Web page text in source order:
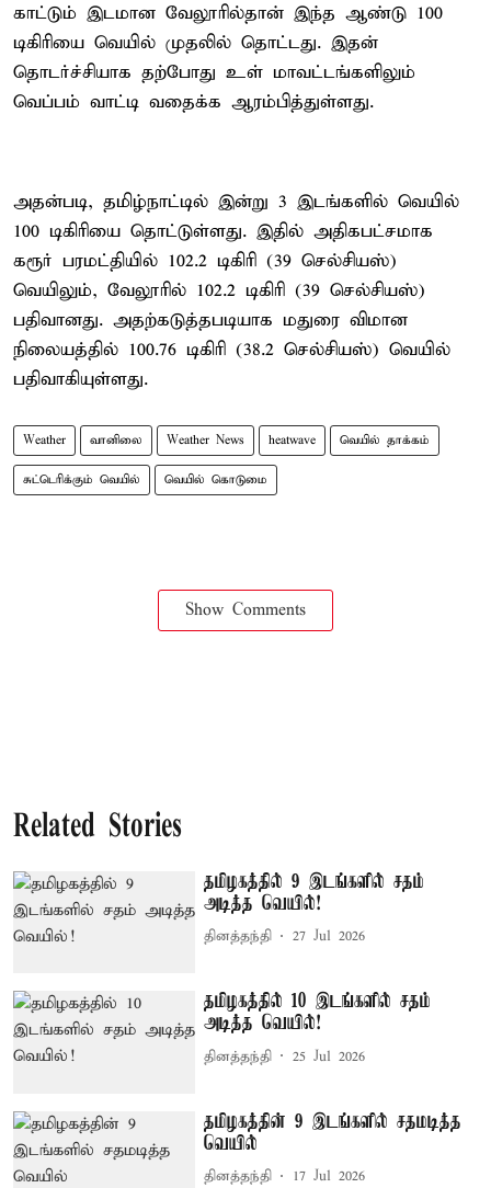
காட்டும் இடமான வேலூரில்தான் இந்த ஆண்டு 100
டிகிரியை வெயில் முதலில் தொட்டது. இதன்
தொடர்ச்சியாக தற்போது உள் மாவட்டங்களிலும்
வெப்பம் வாட்டி வதைக்க ஆரம்பித்துள்ளது.
அதன்படி, தமிழ்நாட்டில் இன்று 3 இடங்களில் வெயில்
100 டிகிரியை தொட்டுள்ளது. இதில் அதிகபட்சமாக
கரூர் பரமட்தியில் 102.2 டிகிரி (39 செல்சியஸ்)
வெயிலும், வேலூரில் 102.2 டிகிரி (39 செல்சியஸ்)
பதிவானது. அதற்கடுத்தபடியாக மதுரை விமான
நிலையத்தில் 100.76 டிகிரி (38.2 செல்சியஸ்) வெயில்
பதிவாகியுள்ளது.
Weather வானிலை Weather News heatwave வெயில் தாக்கம்
சுட்டெரிக்கும் வெயில் வெயில் கொடுமை
Show Comments
Related Stories
தமிழகத்தில் 9 இடங்களில் சதம்
அடித்த வெயில்!
தினத்தந்தி 27 Jul 2026
தமிழகத்தில் 10 இடங்களில் சதம்
அடித்த வெயில்!
தினத்தந்தி 25 Jul 2026
தமிழகத்தின் 9 இடங்களில் சதமடித்த
வெயில்
தினத்தந்தி 17 Jul 2026